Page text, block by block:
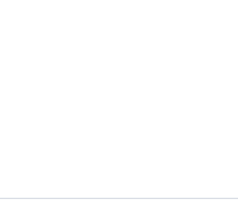
(098) 672 76 42